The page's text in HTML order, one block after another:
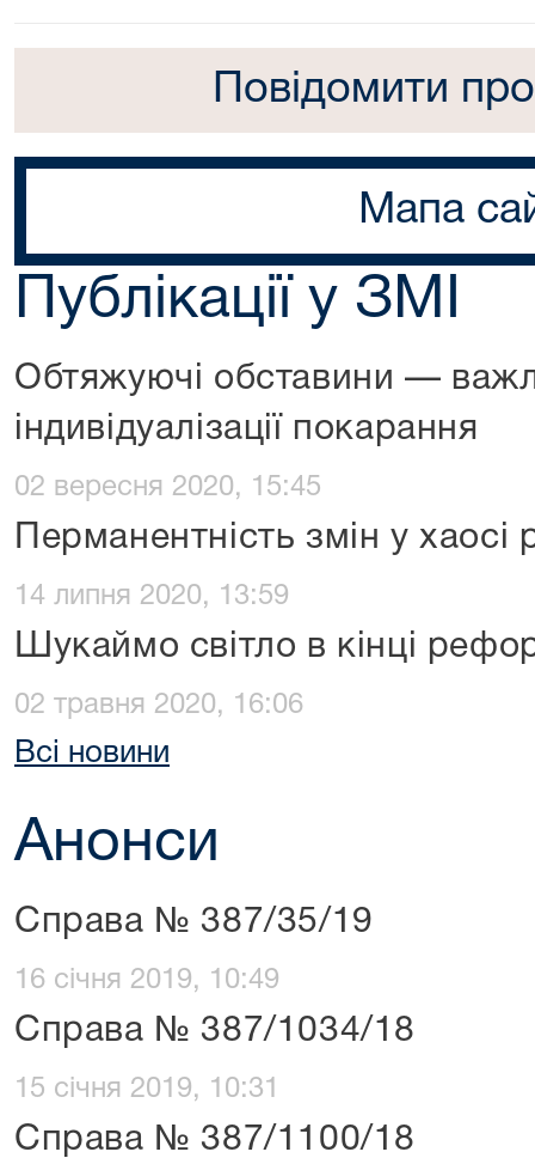
Повідомити
Мапа
Публікації у ЗМІ
Обтяжуючі обставини —
індивідуалізації покарання
02 вересня 2020, 15:45
Перманентність змін у
14 липня 2020, 13:59
Шукаймо світло в кінці
02 травня 2020, 16:06
Всі новини
Анонси
Справа № 387/35/19
16 січня 2019, 10:49
Справа № 387/1034/18
15 січня 2019, 10:31
Справа № 387/1100/18